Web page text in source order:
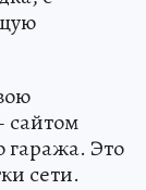
сайтом
гаража. Это
сети.